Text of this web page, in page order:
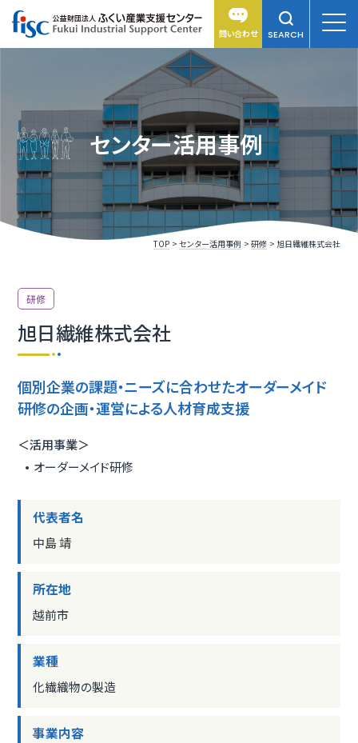
問い合わせ SEARCH
センター活用事例
TOP センター活用事例 研修 旭日繊維株式会社
研修
旭日繊維株式会社
個別企業の課題・ニーズに合わせたオーダーメイド
研修の企画・運営による人材育成支援
＜活用事業＞
オーダーメイド研修
代表者名
中島 靖
所在地
越前市
業種
化繊織物の製造
事業内容